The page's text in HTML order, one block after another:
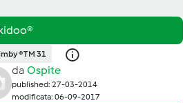
® TM 31
da Ospite
published: 27-03-2014
modificata: 06-09-2017